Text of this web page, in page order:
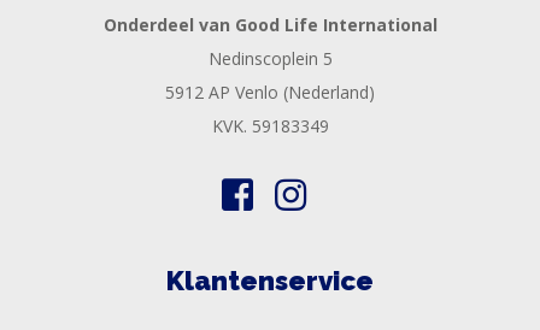
Onderdeel van Good Life International
Nedinscoplein 5
5912 AP Venlo (Nederland)
KVK. 59183349
Klantenservice